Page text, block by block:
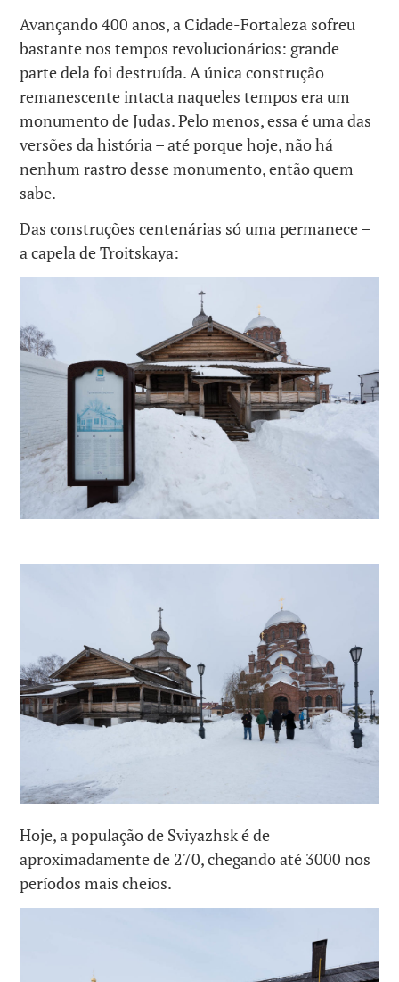
Avançando 400 anos, a Cidade-Fortaleza sofreu
bastante nos tempos revolucionários: grande
parte dela foi destruída. A única construção
remanescente intacta naqueles tempos era um
monumento de Judas. Pelo menos, essa é uma das
versões da história – até porque hoje, não há
nenhum rastro desse monumento, então quem
sabe.
Das construções centenárias só uma permanece –
a capela de Troitskaya:
Hoje, a população de Sviyazhsk é de
aproximadamente de 270, chegando até 3000 nos
períodos mais cheios.